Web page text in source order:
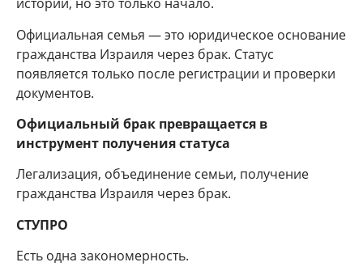
Официальная семья — это юридическое основание
гражданства Израиля через брак. Статус
появляется только после регистрации и проверки
документов.
Официальный брак превращается в
инструмент получения статуса
Легализация, объединение семьи, получение
гражданства Израиля через брак.
СТУПРО
Есть одна закономерность.